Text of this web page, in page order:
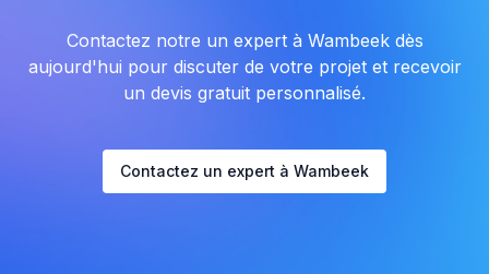
Contactez notre un expert à Wambeek dès
aujourd'hui pour discuter de votre projet et recevoir
un devis gratuit personnalisé.
Contactez un expert à Wambeek